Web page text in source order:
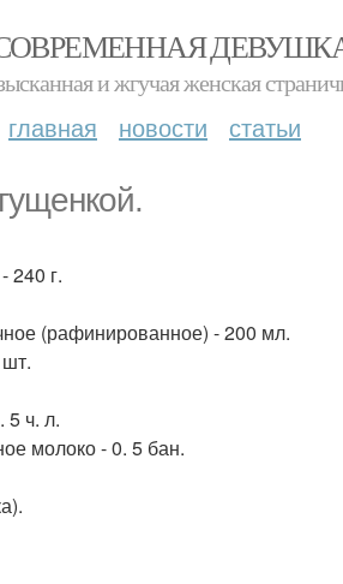
и жгучая женская
главная новости статьи
240 г.
(рафинированное) - 200 мл.
5 ч. л.
молоко - 0. 5 бан.